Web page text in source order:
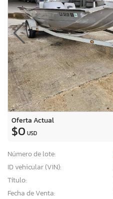
Oferta Actual
$0 USD
Número de lote:
ID vehicular (VIN):
Título:
Fecha de Venta: